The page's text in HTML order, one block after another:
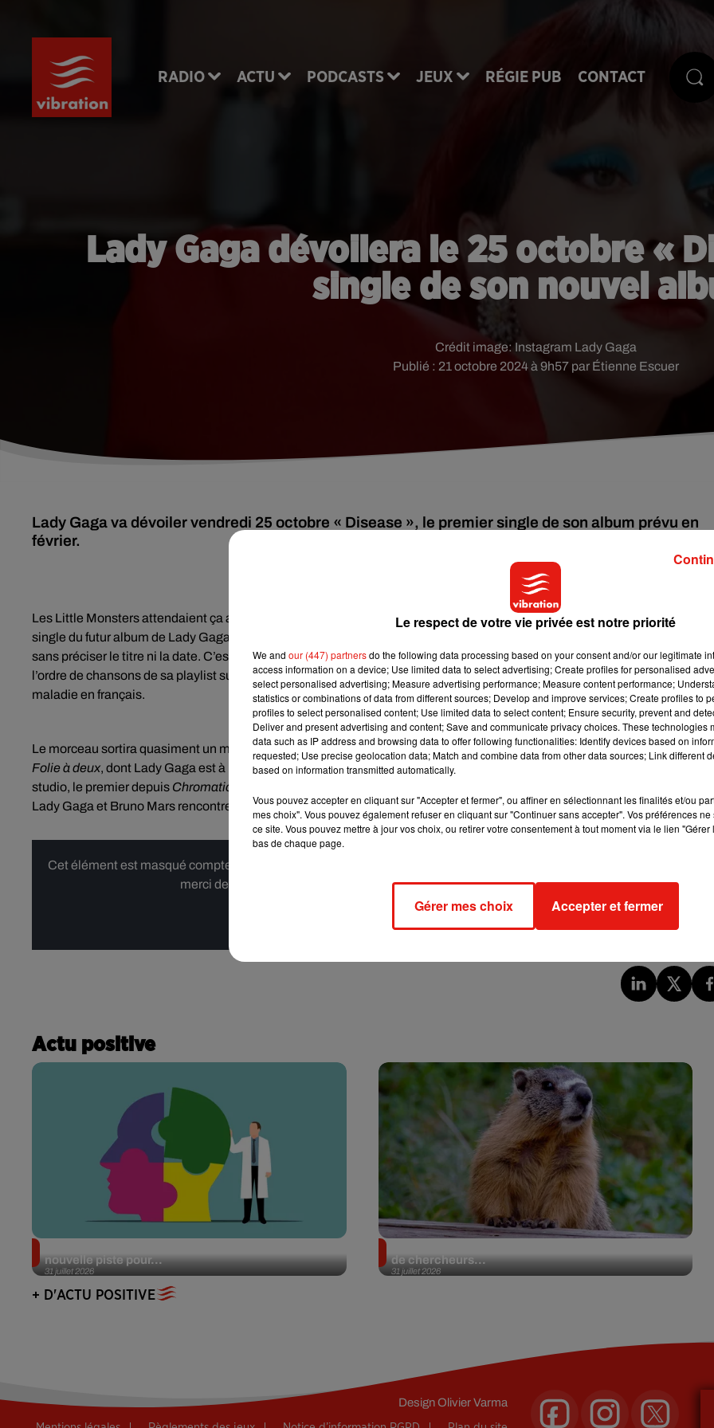
RADIO ACTU PODCASTS JEUX RÉGIE PUB CONTACT
Lady Gaga dévoilera le 25 octobre «
single de son nouvel
Publié : 21 octobre 2024 à 9h57 par Étienne Escuer
Crédit image: Instagram Lady Gaga
Lady Gaga va dévoiler vendredi 25 octobre « Disease », le premier single de son album prévu en
février.
Les Little Monsters attendaient ça avec impatience : rendez-vous vendredi 25 octobre pour découvrir Disease, le premier
single du futur album de Lady Gaga. L’artiste avait annoncé début septembre qu’une chanson serait dévoilée en octobre,
sans préciser le titre ni la date. C’est par une énigme que Lady Gaga a révélé le titre du single, puisqu’elle avait changé
l’ordre de chansons de sa playlist sur une plateforme. Les initiales de chacun des titres formaient alors le mot « Disease »,
maladie en français.
Le morceau sortira quasiment un mois jour pour jour après son dernier album,Harlequin, qui accompagne le filmJoker :
Folie à deux, dont Lady Gaga est à l’affiche. Son prochain opus est attendu en février 2025. Il s’agira de son septième album
studio, le premier depuis Chromatica
Lady Gaga et Bruno Mars rencontre quant à lui un grand succès.
Cet élément est masqué compte-tenu du refus du dépôt de cookies que vous avez exprimé. Si vous souhaitez l'afficher,
merci de nous donner votre accord en cliquant sur le bouton ci-dessous.
Actu positive
31 juillet 2026
nouvelle piste pour...
31 juillet 2026
de chercheurs...
+ D'ACTU POSITIVE
DesignOlivier Varma
Le respect de votre vie privée est notre priorité
We and our (447) partnersdo the following data processing based on your consent and/or our legitimate
access information on a device; Use limited data to select advertising; Create profiles for personalised
select personalised advertising; Measure advertising performance; Measure content performance;
statistics or combinations of data from different sources; Develop and improve services; Create profiles to
profiles to select personalised content; Use limited data to select content; Ensure security, prevent and
Deliver and present advertising and content; Save and communicate privacy choices. These technologies
data such as IP address and browsing data to offer following functionalities: Identify devices based on
requested; Use precise geolocation data; Match and combine data from other data sources; Link different
based on information transmitted automatically.
Vous pouvez accepter en cliquant sur "Accepter et fermer", ou affiner en sélectionnant les finalités et/ou
mes choix". Vous pouvez également refuser en cliquant sur "Continuer sans accepter". Vos préférences
ce site. Vous pouvez mettre à jour vos choix, ou retirer votre consentement à tout moment via le lien
bas de chaque page.
Gérer mes choix Accepter et fermer